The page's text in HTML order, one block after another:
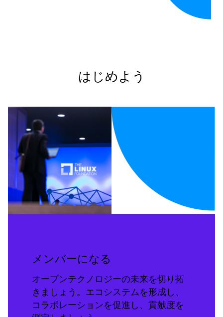
はじめよう
メンバーになる
オープンテクノロジーの未来を切り拓
きましょう。エコシステムを形成し、
コラボレーションを促進し、貢献度を